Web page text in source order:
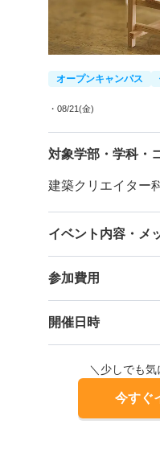
オープンキャンパス
・08/21(金)
対象学部・学科・
建築クリエイター
イベント内容・メ
参加費用
開催日時
＼少しでも
今すぐ